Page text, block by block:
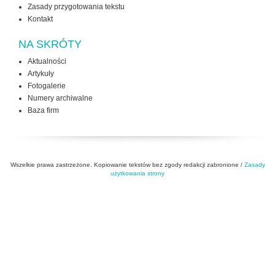
Zasady przygotowania tekstu
Kontakt
NA SKRÓTY
Aktualności
Artykuły
Fotogalerie
Numery archiwalne
Baza firm
Wszelkie prawa zastrzeżone. Kopiowanie tekstów bez zgody redakcji zabronione / Zasady
użytkowania strony